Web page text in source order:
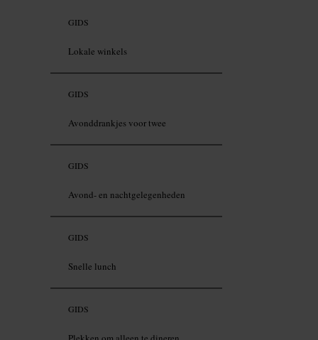
GIDS
Lokale winkels
GIDS
Avonddrankjes voor twee
GIDS
Avond- en nachtgelegenheden
GIDS
Snelle lunch
GIDS